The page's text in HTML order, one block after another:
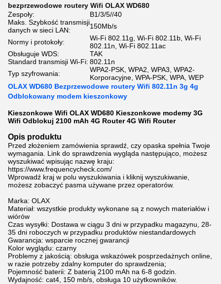
bezprzewodowe routery Wifi OLAX WD680
Zespoły:
B1/3/5//40
Maks. Szybkość transmisji
danych w sieci LAN:
150Mb/s
Normy i protokoły:
Wi-Fi 802.11g, Wi-Fi 802.11b, Wi-Fi
802.11n, Wi-Fi 802.11ac
Obsługuje WDS:
TAK
Standard transmisji Wi-Fi: 802.11n
Typ szyfrowania:
WPA2-PSK, WPA2, WPA3, WPA2-
Korporacyjne, WPA-PSK, WPA, WEP
OLAX WD680 Bezprzewodowe routery Wifi 802.11n 3g 4g
Odblokowany modem kieszonkowy
Kieszonkowe Wifi OLAX WD680 Kieszonkowe modemy 3G
Wifi Odblokuj 2100 mAh 4G Router 4G Wifi Router
Opis produktu
Przed złożeniem zamówienia sprawdź, czy opaska spełnia Twoje
wymagania. Link do sprawdzenia wygląda następująco, możesz
wyszukiwać wpisując nazwę kraju:
https://www.frequencycheck.com/
Wprowadź kraj w polu wyszukiwania i kliknij wyszukiwanie,
możesz zobaczyć pasma używane przez operatorów.
Marka: OLAX
Materiał: wszystkie produkty wykonane są z nowych materiałów i
wiórów
Czas wysyłki: Dostawa w ciągu 3 dni w przypadku magazynu, 28-
35 dni roboczych w przypadku produktów niestandardowych
Gwarancja: wsparcie rocznej gwarancji
Kolor wyglądu: czarny
Problemy z jakością: obsługa wskazówek posprzedażnych online,
w razie potrzeby zdalny komputer do sprawdzenia;
Pojemność baterii: Z baterią 2100 mAh na 6-8 godzin.
Wydajność: cat4, 150 mb/s, obsługa 10 użytkowników.